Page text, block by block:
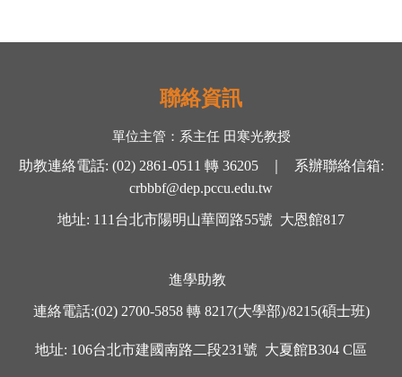
聯絡資訊
單位主管： 系主任 田寒光教授
助教連絡電話: (02) 2861-0511 轉36205 ｜ 系辦聯絡信箱:
crbbbf@dep.pccu.edu.tw
地址: 111 台北市陽明山華岡路55號 大恩館817
進學助教
連絡電話:(02) 2700-5858 轉 8217(大學部)/8215(碩士班)
地址: 106台北市建國南路二段231號 大夏館B304 C區